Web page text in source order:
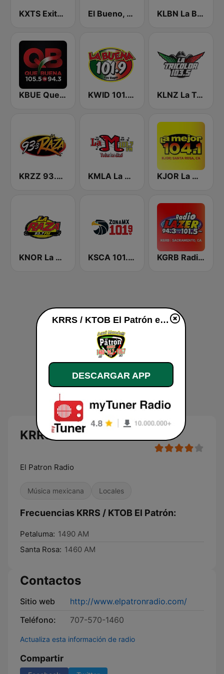
KXTS Exitos 98.7 FM El Bueno, La Mala y El Feo KLBN La Buena 101.9 FM
KBUE Que Buena 105.5 / 94.3 FM (US Only) KWID 101.9 La Buena KLNZ La Tricolor 103.5 FM
KRZZ 93.3 La Raza FM KMLA La M 103.7 FM KJOR La Mejor 104.1 FM
KNOR La Raza 93.7 (US Only) KSCA 101.9 Los Angeles FM (US Only) KGRB Radio Lazer 94.3 FM
KRRS / KTOB El Patrón
El Patron Radio
Música mexicana Locales
Frecuencias KRRS / KTOB El Patrón:
Petaluma: 1490 AM
Santa Rosa: 1460 AM
Contactos
Sitio web
http://www.elpatronradio.com/
Teléfono:
707-570-1460
Actualiza esta información de radio
Compartir
KRRS / KTOB El Patrón en vivo
DESCARGAR APP